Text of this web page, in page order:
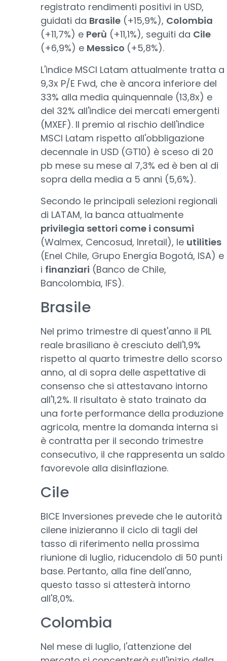
registrato rendimenti positivi in USD,
guidati da Brasile (+15,9%), Colombia
(+11,7%) e Perù (+11,1%), seguiti da Cile
(+6,9%) e Messico (+5,8%).
L'indice MSCI Latam attualmente tratta a
9,3x P/E Fwd, che è ancora inferiore del
33% alla media quinquennale (13,8x) e
del 32% all'indice dei mercati emergenti
(MXEF). Il premio al rischio dell'indice
MSCI Latam rispetto all'obbligazione
decennale in USD (GT10) è sceso di 20
pb mese su mese al 7,3% ed è ben al di
sopra della media a 5 anni (5,6%).
Secondo le principali selezioni regionali
di LATAM, la banca attualmente
privilegia settori come i consumi
(Walmex, Cencosud, Inretail), le utilities
(Enel Chile, Grupo Energía Bogotá, ISA) e
i finanziari (Banco de Chile,
Bancolombia, IFS).
Brasile
Nel primo trimestre di quest'anno il PIL
reale brasiliano è cresciuto dell'1,9%
rispetto al quarto trimestre dello scorso
anno, al di sopra delle aspettative di
consenso che si attestavano intorno
all'1,2%. Il risultato è stato trainato da
una forte performance della produzione
agricola, mentre la domanda interna si
è contratta per il secondo trimestre
consecutivo, il che rappresenta un saldo
favorevole alla disinflazione.
Cile
BICE Inversiones prevede che le autorità
cilene inizieranno il ciclo di tagli del
tasso di riferimento nella prossima
riunione di luglio, riducendolo di 50 punti
base. Pertanto, alla fine dell'anno,
questo tasso si attesterà intorno
all'8,0%.
Colombia
Nel mese di luglio, l'attenzione del